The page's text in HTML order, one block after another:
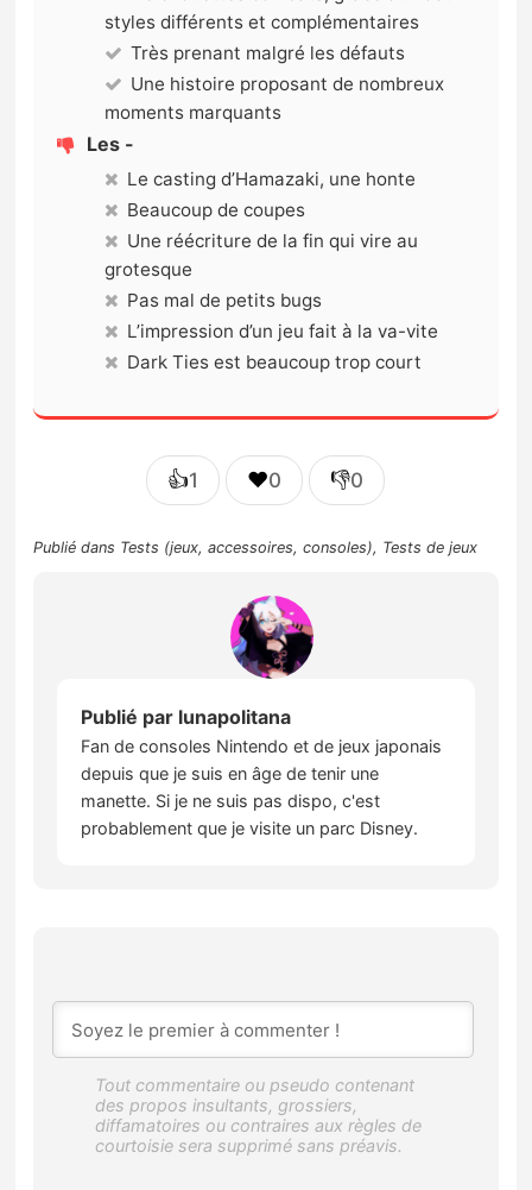
styles différents et complémentaires
Très prenant malgré les défauts
Une histoire proposant de nombreux
moments marquants
Les -
Le casting d’Hamazaki, une honte
Beaucoup de coupes
Une réécriture de la fin qui vire au
grotesque
Pas mal de petits bugs
L’impression d’un jeu fait à la va-vite
Dark Ties est beaucoup trop court
👍1 ❤️0 👎0
Publié dans Tests (jeux, accessoires, consoles), Tests de jeux
Publié par lunapolitana
Fan de consoles Nintendo et de jeux japonais
depuis que je suis en âge de tenir une
manette. Si je ne suis pas dispo, c'est
probablement que je visite un parc Disney.